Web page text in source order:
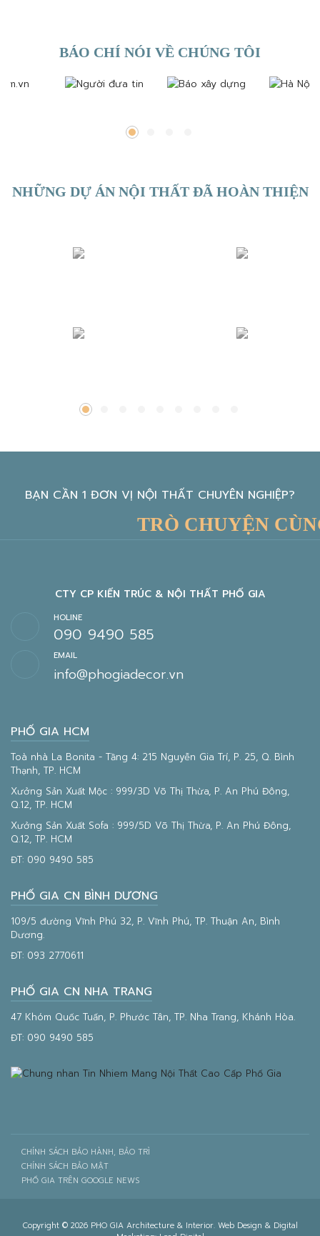
BÁO CHÍ NÓI VỀ CHÚNG TÔI
NHỮNG DỰ ÁN NỘI THẤT ĐÃ HOÀN THIỆN
BẠN CẦN 1 ĐƠN VỊ NỘI THẤT CHUYÊN NGHIỆP?
TRÒ CHUYỆN CÙNG
HOLINE
090 9490 585
CTY CP KIẾN TRÚC & NỘI THẤT PHỐ GIA
EMAIL
info@phogiadecor.vn
PHỐ GIA HCM
Toà nhà La Bonita - Tầng 4: 215 Nguyễn Gia Trí, P. 25, Q. Bình
Thạnh, TP. HCM
Xưởng Sản Xuất Mộc : 999/3D Võ Thị Thừa, P. An Phú Đông,
Q.12, TP. HCM
Xưởng Sản Xuất Sofa : 999/5D Võ Thị Thừa, P. An Phú Đông,
Q.12, TP. HCM
ĐT: 090 9490 585
PHỐ GIA CN BÌNH DƯƠNG
109/5 đường Vĩnh Phú 32, P. Vĩnh Phú, TP. Thuận An, Bình
Dương.
ĐT: 093 2770611
PHỐ GIA CN NHA TRANG
47 Khóm Quốc Tuấn, P. Phước Tân, TP. Nha Trang, Khánh Hòa.
ĐT: 090 9490 585
CHÍNH SÁCH BẢO HÀNH, BẢO TRÌ
CHÍNH SÁCH BẢO MẬT
PHỐ GIA TRÊN GOOGLE NEWS
Copyright © 2026 PHO GIA Architecture & Interior. Web Design & Digital